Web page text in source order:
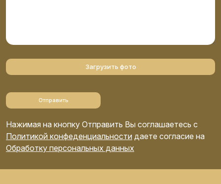
Загрузить фото
Отправить
Нажимая на кнопку Отправить Вы соглашаетесь с
Политикой конфеденциальности даете согласие на
Обработку персональных данных